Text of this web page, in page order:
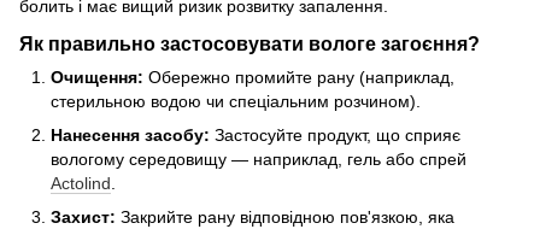
болить і має вищий ризик розвитку запалення.
Як правильно застосовувати вологе загоєння?
Очищення: Обережно промийте рану (наприклад,
стерильною водою чи спеціальним розчином).
Нанесення засобу: Застосуйте продукт, що сприяє
вологому середовищу — наприклад, гель або спрей
Actolind
Захист: Закрийте рану відповідною пов'язкою, яка